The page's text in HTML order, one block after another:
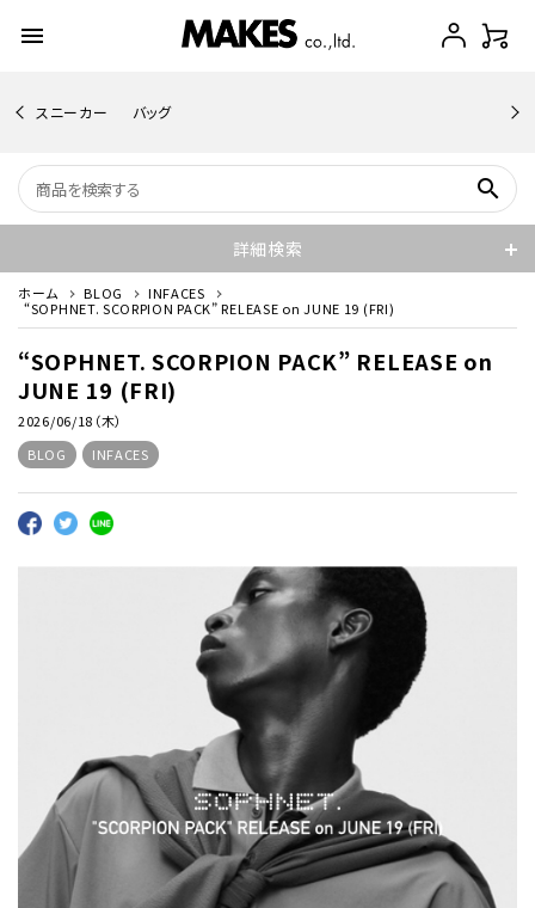
menu
スニーカー バッグ
search
詳細検索
ホーム BLOG
INFACES
“SOPHNET. SCORPION PACK” RELEASE on JUNE 19 (FRI)
“SOPHNET. SCORPION PACK” RELEASE on
JUNE 19 (FRI)
2026/06/18（木）
BLOG
INFACES